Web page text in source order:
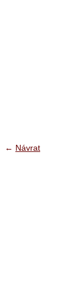
← Návrat